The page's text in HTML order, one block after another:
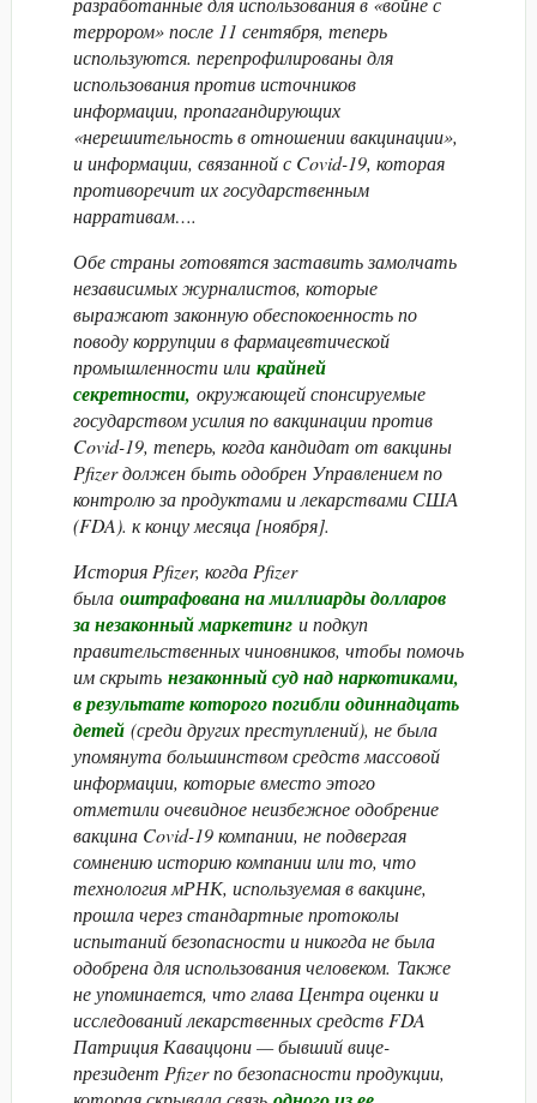
террором» после 11 сентября, теперь
используются. перепрофилированы для
использования против источников
информации, пропагандирующих
«нерешительность в отношении вакцинации»,
и информации, связанной с Covid-19, которая
противоречит их государственным
нарративам….
Обе страны готовятся заставить замолчать
независимых журналистов, которые
выражают законную обеспокоенность по
поводу коррупции в фармацевтической
промышленности или крайней
секретности, окружающей спонсируемые
государством усилия по вакцинации против
Covid-19, теперь, когда кандидат от вакцины
Pfizer должен быть одобрен Управлением по
контролю за продуктами и лекарствами США
(FDA). к концу месяца [ноября].
История Pfizer, когда Pfizer
была оштрафована на миллиарды долларов
за незаконный маркетинг и подкуп
правительственных чиновников, чтобы помочь
им скрыть незаконный суд над наркотиками,
в результате которого погибли одиннадцать
детей (среди других преступлений), не была
упомянута большинством средств массовой
информации, которые вместо этого
отметили очевидное неизбежное одобрение
вакцина Covid-19 компании, не подвергая
сомнению историю компании или то, что
технология мРНК, используемая в вакцине,
прошла через стандартные протоколы
испытаний безопасности и никогда не была
одобрена для использования человеком. Также
не упоминается, что глава Центра оценки и
исследований лекарственных средств FDA
Патриция Каваццони — бывший вице-
президент Pfizer по безопасности продукции,